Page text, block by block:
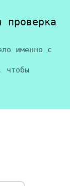
проверка
именно с
чтобы